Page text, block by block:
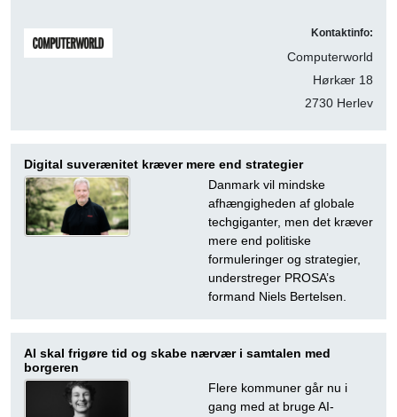
Kontaktinfo:
Computerworld
Hørkær 18
2730 Herlev
Digital suverænitet kræver mere end strategier
Danmark vil mindske
afhængigheden af globale
techgiganter, men det kræver
mere end politiske
formuleringer og strategier,
understreger PROSA’s
formand Niels Bertelsen.
AI skal frigøre tid og skabe nærvær i samtalen med
borgeren
Flere kommuner går nu i
gang med at bruge AI-